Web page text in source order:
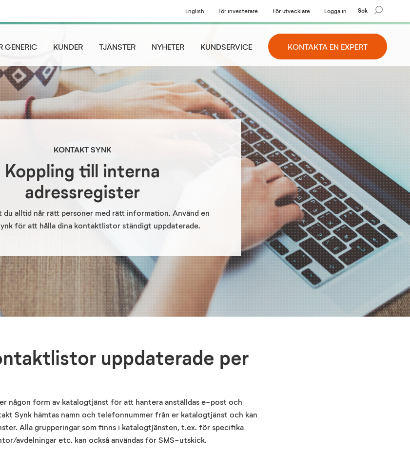
English För investerare För utvecklare Logga in Sök
GENERIC KUNDER TJÄNSTER NYHETER KUNDSERVICE KONTAKTA EN EXPERT
KONTAKT SYNK
Koppling till interna
adressregister
du alltid når rätt personer med rätt information. Använd en
för att hålla dina kontaktlistor ständigt uppdaterade.
uppdaterade per
någon form av katalogtjänst för att hantera anställdas e-post och
Synk hämtas namn och telefonnummer från er katalogtjänst och kan
Alla grupperingar som finns i katalogtjänsten, t.ex. för specifika
avdelningar etc. kan också användas för SMS-utskick.